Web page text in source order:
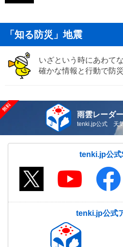
「知る防災」地震
いざという時にあわて
確かな情報と行動で防
雨雲レーダ
tenki.jp公式 天
tenki.jp公式
tenki.jp公式